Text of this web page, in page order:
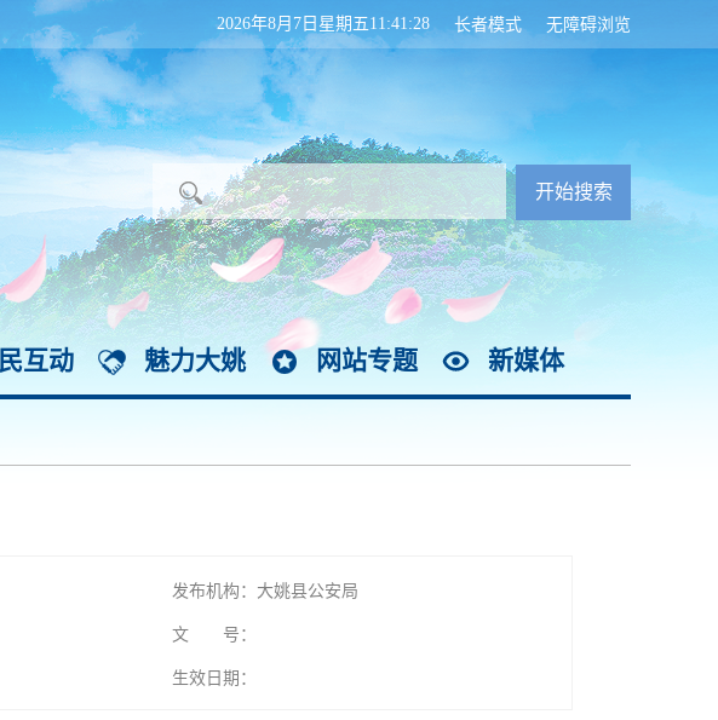
无障碍浏览
长者模式
2026年8月7日星期五11:41:30
互动 魅力大姚 网站专题 新媒体
发布机构：大姚县公安局
文 号：
生效日期：